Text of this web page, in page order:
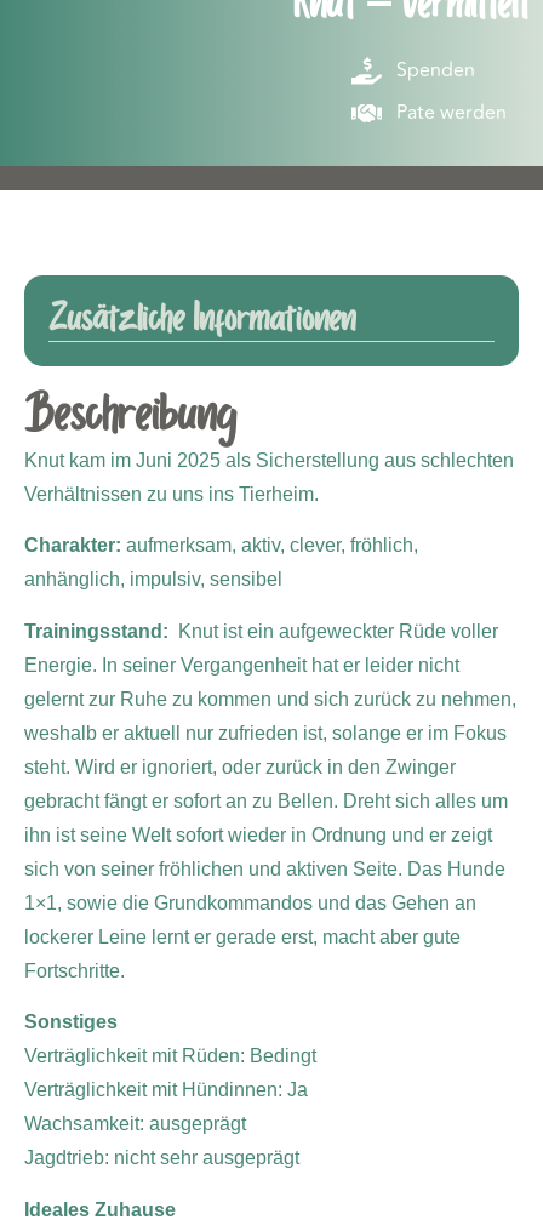
Spenden
Pate werden
Zusätzliche Informationen
Beschreibung
Knut kam im Juni 2025 als Sicherstellung aus schlechten
Verhältnissen zu uns ins Tierheim.
Charakter: aufmerksam, aktiv, clever, fröhlich,
anhänglich, impulsiv, sensibel
Trainingsstand:
Knut ist ein aufgeweckter Rüde voller
Energie. In seiner Vergangenheit hat er leider nicht
gelernt zur Ruhe zu kommen und sich zurück zu nehmen,
weshalb er aktuell nur zufrieden ist, solange er im Fokus
steht. Wird er ignoriert, oder zurück in den Zwinger
gebracht fängt er sofort an zu Bellen. Dreht sich alles um
ihn ist seine Welt sofort wieder in Ordnung und er zeigt
sich von seiner fröhlichen und aktiven Seite. Das Hunde
1×1, sowie die Grundkommandos und das Gehen an
lockerer Leine lernt er gerade erst, macht aber gute
Fortschritte.
Sonstiges
Verträglichkeit mit Rüden: Bedingt
Verträglichkeit mit Hündinnen: Ja
Wachsamkeit: ausgeprägt
Jagdtrieb: nicht sehr ausgeprägt
Ideales Zuhause